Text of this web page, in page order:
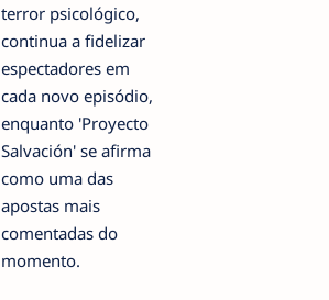
terror psicológico,
continua a fidelizar
espectadores em
cada novo episódio,
enquanto 'Proyecto
Salvación' se afirma
como uma das
apostas mais
comentadas do
momento.